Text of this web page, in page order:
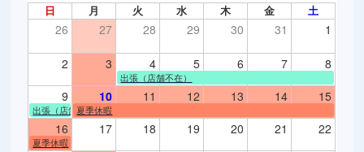
日 月 火 水 木 金 土
26 27 28 29 30 31 1
2 3 4 5 6 7 8
出張（店舗不在）
9 10 11 12 13 14 15
出張（店舗不在）
夏季休暇
16 17 18 19 20 21 22
夏季休暇